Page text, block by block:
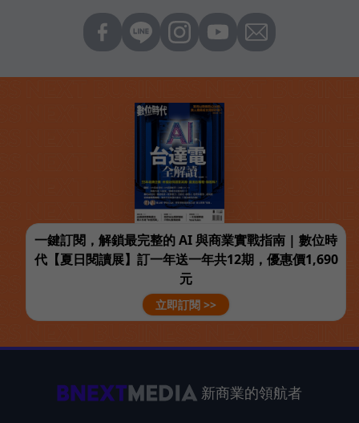
一鍵訂閱，解鎖最完整的 AI 與商業實戰指南 | 數位時
代【夏日閱讀展】訂一年送一年共12期，優惠價1,690
元
立即訂閱 >>
新商業的領航者